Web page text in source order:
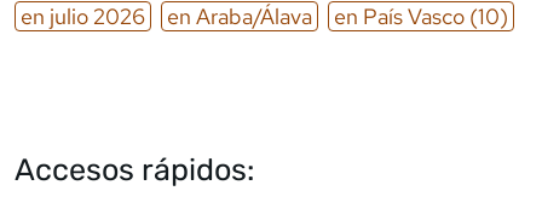
en julio 2026 en Araba/Álava en País Vasco (10)
Accesos rápidos: